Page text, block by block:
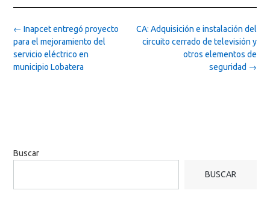
Post
navigation
CA: Adquisición e instalación del
circuito cerrado de televisión y
otros elementos de
seguridad →
← Inapcet entregó proyecto
para el mejoramiento del
servicio eléctrico en
municipio Lobatera
Buscar
BUSCAR